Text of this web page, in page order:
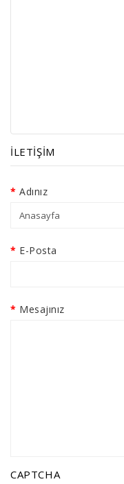
İLETIŞIM
Adınız
E-Posta
Mesajınız
CAPTCHA